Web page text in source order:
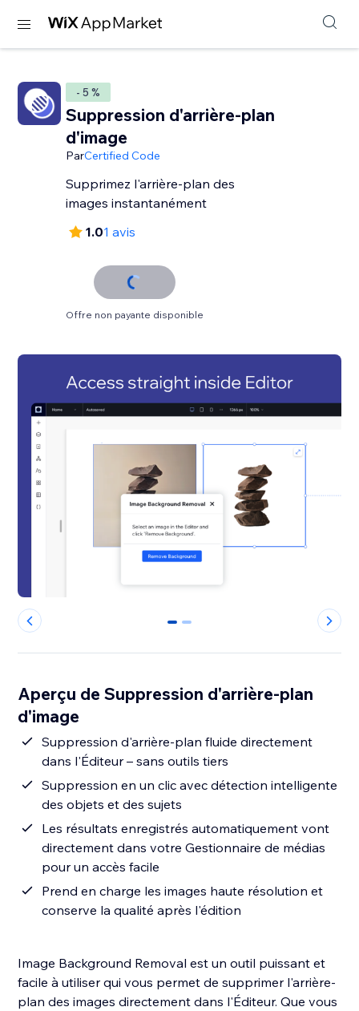
- 5 %
Suppression d'arrière-plan
d'image
ParCertified Code
Supprimez l'arrière-plan des
images instantanément
1.01 avis
Offre non payante disponible
0 1
Aperçu de Suppression d'arrière-plan
d'image
Suppression d'arrière-plan fluide directement
dans l'Éditeur – sans outils tiers
Suppression en un clic avec détection intelligente
des objets et des sujets
Les résultats enregistrés automatiquement vont
directement dans votre Gestionnaire de médias
pour un accès facile
Prend en charge les images haute résolution et
conserve la qualité après l'édition
Image Background Removal est un outil puissant et
facile à utiliser qui vous permet de supprimer l'arrière-
plan des images directement dans l'Éditeur. Que vous